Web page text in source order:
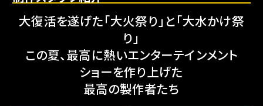
大復活を遂げた「大火祭り」と「大水かけ祭
り」
この夏、最高に熱いエンターテインメント
ショーを作り上げた
最高の製作者たち